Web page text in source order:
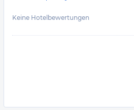
Keine Hotelbewertungen